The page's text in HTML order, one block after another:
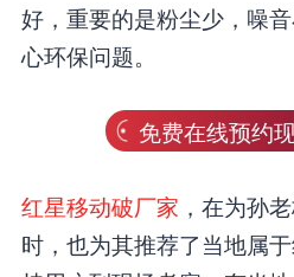
好，重要的是粉尘少，噪
心环保问题。
免费在线预约
红星移动破厂家 ，在为孙
时，也为其推荐了当地属